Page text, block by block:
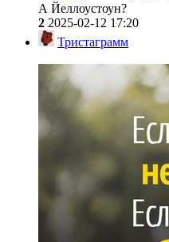
А Йеллоустоун?
2 2025-02-12 17:20
Тристаграмм